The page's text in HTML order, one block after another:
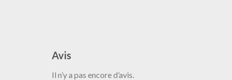
Avis
Il n’y a pas encore d’avis.